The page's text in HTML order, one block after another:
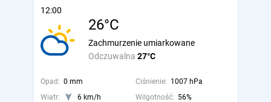
12:00
26°C
Odczuwalna 27°C
Zachmurzenie umiarkowane
Opad: 0 mm Ciśnienie: 1007 hPa
Wiatr:
6 km/h Wilgotność: 56%